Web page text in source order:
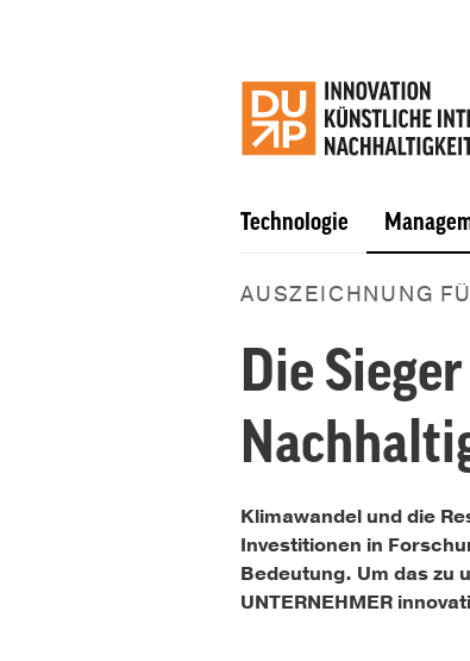
Technologie
AUSZEICHNUNG
Die
Klimawandel und die
Investitionen in
Bedeutung. Um das zu
UNTERNEHMER